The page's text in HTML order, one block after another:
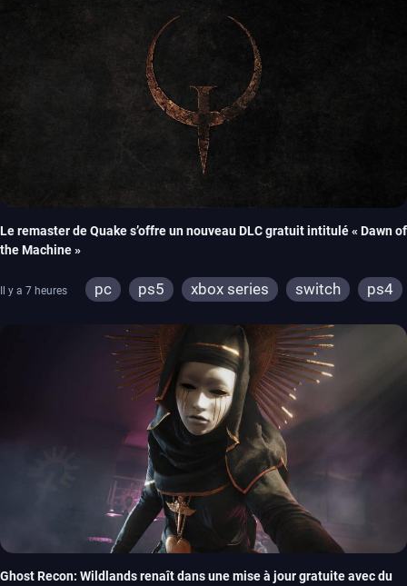
Le remaster de Quake s’offre un nouveau DLC gratuit intitulé « Dawn of
the Machine »
Il y a 7 heures pc ps5 xbox series switch
ps4
Ghost Recon: Wildlands renaît dans une mise à jour gratuite avec du